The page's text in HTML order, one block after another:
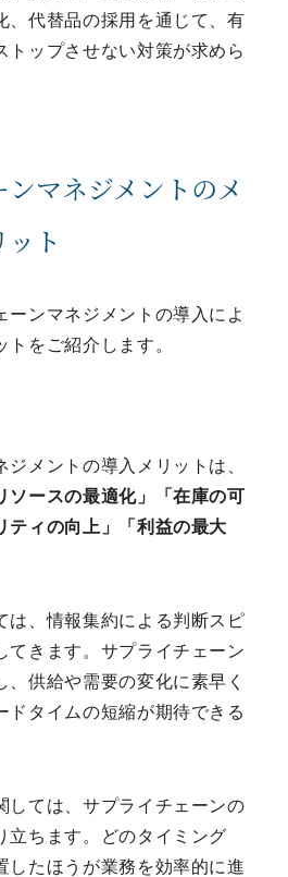
、代替品の採用を通じて、有
トップさせない対策が求めら
マネジメントのメ
ト
ーンマネジメントの導入によ
をご紹介します。
メントの導入メリットは、
ソースの最適化」「在庫の可
ティの向上」「利益の最大
は、情報集約による判断スピ
てきます。サプライチェーン
、供給や需要の変化に素早く
ドタイムの短縮が期待できる
しては、サプライチェーンの
立ちます。どのタイミング
したほうが業務を効率的に進